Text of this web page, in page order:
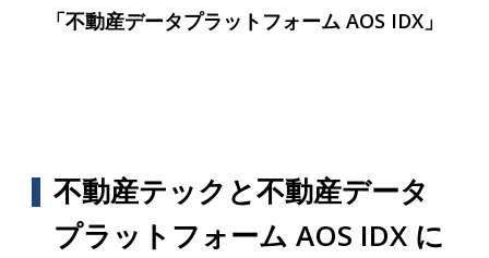
「不動産データプラットフォーム AOS IDX」
不動産テックと不動産データ
プラットフォーム AOS IDX に